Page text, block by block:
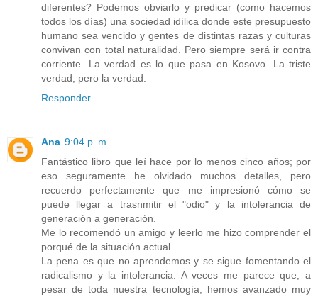
diferentes? Podemos obviarlo y predicar (como hacemos
todos los días) una sociedad idílica donde este presupuesto
humano sea vencido y gentes de distintas razas y culturas
convivan con total naturalidad. Pero siempre será ir contra
corriente. La verdad es lo que pasa en Kosovo. La triste
verdad, pero la verdad.
Responder
Ana 9:04 p. m.
Fantástico libro que leí hace por lo menos cinco años; por
eso seguramente he olvidado muchos detalles, pero
recuerdo perfectamente que me impresionó cómo se
puede llegar a trasnmitir el "odio" y la intolerancia de
generación a generación.
Me lo recomendó un amigo y leerlo me hizo comprender el
porqué de la situación actual.
La pena es que no aprendemos y se sigue fomentando el
radicalismo y la intolerancia. A veces me parece que, a
pesar de toda nuestra tecnología, hemos avanzado muy